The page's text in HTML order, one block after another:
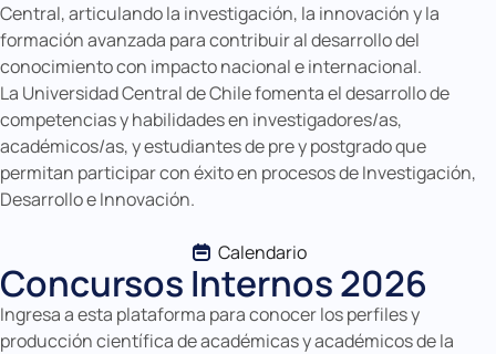
Central, articulando la investigación, la innovación y la
formación avanzada para contribuir al desarrollo del
conocimiento con impacto nacional e internacional.
La Universidad Central de Chile fomenta el desarrollo de
competencias y habilidades en investigadores/as,
académicos/as, y estudiantes de pre y postgrado que
permitan participar con éxito en procesos de Investigación,
Desarrollo e Innovación.
Calendario
Concursos Internos 2026
Ingresa a esta plataforma para conocer los perfiles y
producción científica de académicas y académicos de la